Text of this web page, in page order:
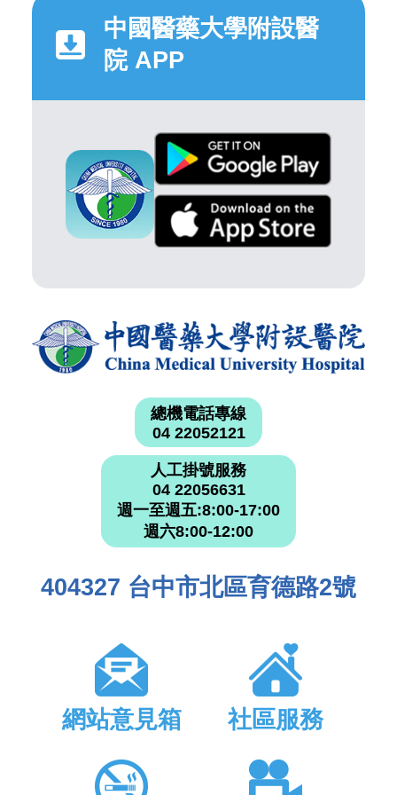
中國醫藥大學附設醫
院 APP
總機電話專線
04 22052121
人工掛號服務
04 22056631
週一至週五:8:00-17:00
週六8:00-12:00
404327 台中市北區育德路2號
網站意見箱 社區服務